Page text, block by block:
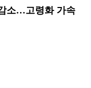
소…고령화 가속